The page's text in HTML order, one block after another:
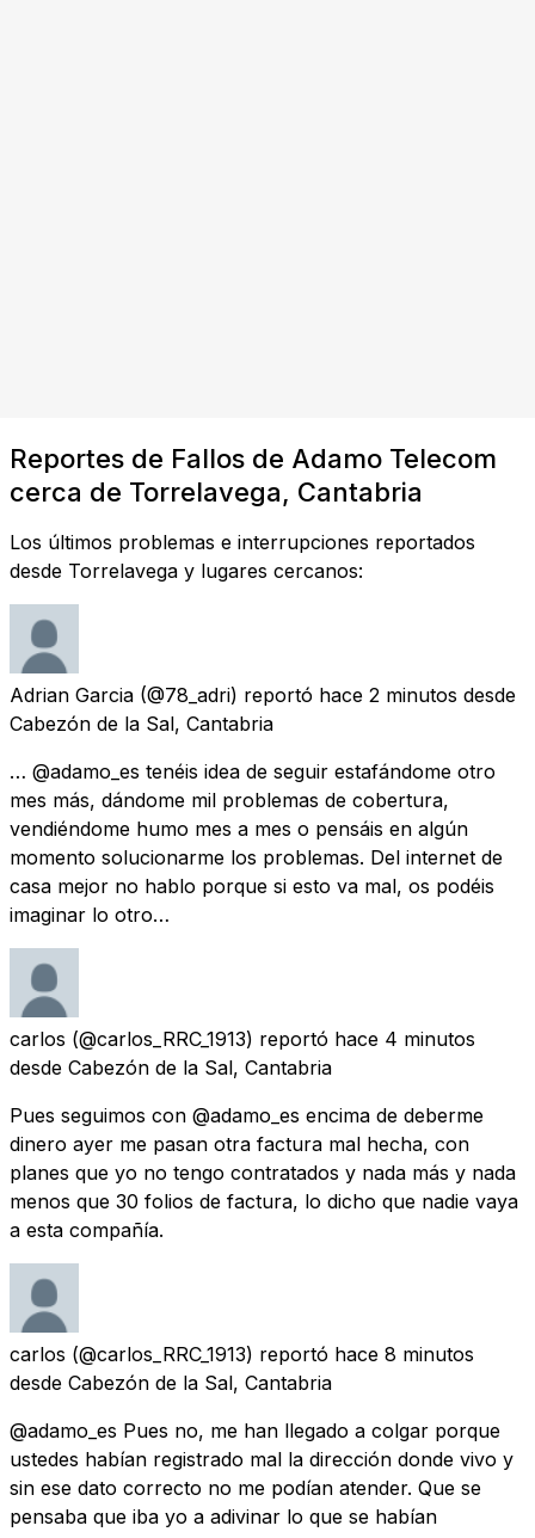
Reportes de Fallos de Adamo Telecom
cerca de Torrelavega, Cantabria
Los últimos problemas e interrupciones reportados
desde Torrelavega y lugares cercanos:
Adrian Garcia (@78_adri) reportó hace 2 minutos desde
Cabezón de la Sal, Cantabria
… @adamo_es tenéis idea de seguir estafándome otro
mes más, dándome mil problemas de cobertura,
vendiéndome humo mes a mes o pensáis en algún
momento solucionarme los problemas. Del internet de
casa mejor no hablo porque si esto va mal, os podéis
imaginar lo otro…
carlos (@carlos_RRC_1913) reportó hace 4 minutos
desde Cabezón de la Sal, Cantabria
Pues seguimos con @adamo_es encima de deberme
dinero ayer me pasan otra factura mal hecha, con
planes que yo no tengo contratados y nada más y nada
menos que 30 folios de factura, lo dicho que nadie vaya
a esta compañía.
carlos (@carlos_RRC_1913) reportó hace 8 minutos
desde Cabezón de la Sal, Cantabria
@adamo_es Pues no, me han llegado a colgar porque
ustedes habían registrado mal la dirección donde vivo y
sin ese dato correcto no me podían atender. Que se
pensaba que iba yo a adivinar lo que se habían